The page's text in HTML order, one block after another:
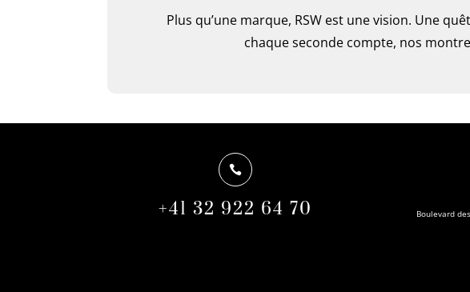
Plus qu’une marque, RSW est une vision. Une
chaque seconde compte, nos

+41 32 922 64 70 Boulevard